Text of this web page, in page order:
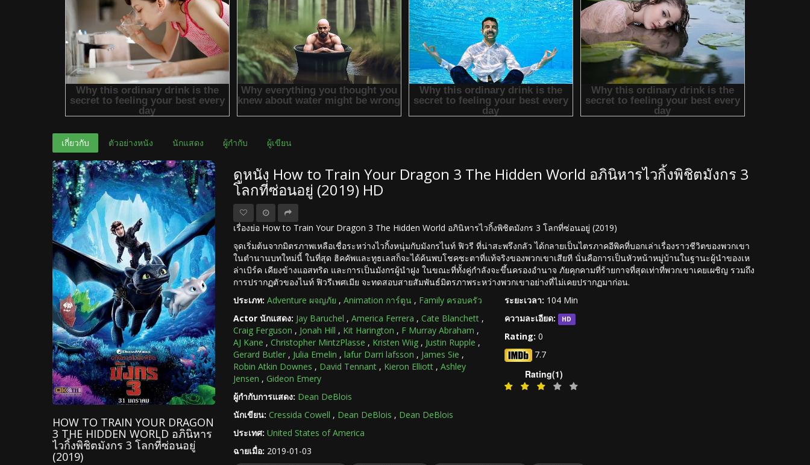
เกี่ยวกับ ตัวอย่างหนัง นักแสดง ผู้กำกับ ผู้เขียน
HOW TO TRAIN YOUR DRAGON
3 THE HIDDEN WORLD อภินิหาร
ไวกิ้งพิชิตมังกร 3 โลกที่ซ่อนอยู่
(2019)
ดูหนัง How to Train Your Dragon 3 The Hidden World อภินิหารไวกิ้งพิชิตมังกร 3
โลกที่ซ่อนอยู่ (2019) HD
เรื่องย่อ How to Train Your Dragon 3 The Hidden World อภินิหารไวกิ้งพิชิตมังกร 3 โลกที่ซ่อนอยู่ (2019)
จุดเริ่มต้นจากมิตรภาพเหลือเชื่อระหว่างไวกิ้งหนุ่มกับมังกรไนท์ ฟิวรี ที่น่าสะพรึงกลัว ได้กลายเป็นไตรภาคอีพิคที่บอกเล่าเรื่องราวชีวิตของพวกเขา
ในตำนานบทใหม่นี้ ในที่สุด ฮิคคัพและทูธเลสก็จะได้ค้นพบโชคชะตาที่แท้จริงของพวกเขาเสียที นั่นคือการเป็นหัวหน้าหมู่บ้านในฐานะผู้นำของเห
ล่าเบิร์ค เคียงข้างแอสทริด และการเป็นมังกรผู้นำฝูง ในขณะที่ทั้งคู่กำลังจะขึ้นครองอำนาจ ภัยคุกคามที่ร้ายกาจที่สุดเท่าที่พวกเขาเคยเผชิญ รวมถึง
การปรากฏตัวของไนท์ ฟิวรีเพศเมีย จะทดสอบสายสัมพันธ์มิตรภาพระหว่างพวกเขาอย่างที่ไม่เคยปรากฏมาก่อน.
ประเภท: Adventure ผจญภัย , Animation การ์ตูน , Family ครอบครัว
Actor นักแสดง: Jay Baruchel , America Ferrera , Cate Blanchett ,
Craig Ferguson , Jonah Hill , Kit Harington , F Murray Abraham ,
AJ Kane , Christopher MintzPlasse , Kristen Wiig , Justin Rupple ,
Gerard Butler , Julia Emelin , lafur Darri lafsson , James Sie ,
Robin Atkin Downes , David Tennant , Kieron Elliott , Ashley
Jensen , Gideon Emery
ผู้กำกับการแสดง: Dean DeBlois
นักเขียน: Cressida Cowell , Dean DeBlois , Dean DeBlois
ประเทศ: United States of America
ฉายเมื่อ: 2019-01-03
ระยะเวลา: 104 Min
ความละเอียด:
HD
Rating: 0
7.7
Rating(1)